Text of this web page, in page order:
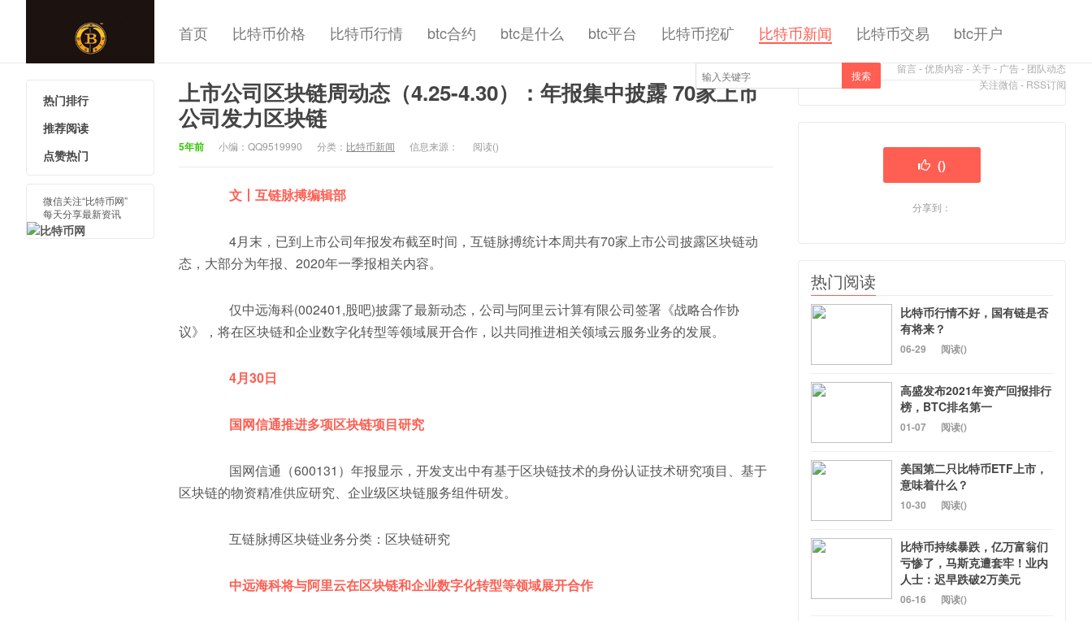
中国比特
首页 比特币价格 比特币行情 btc合约 btc是什么 btc平台 比特币挖矿 比特币新闻 比特币交易 btc开户
留言-优质内容 - 关于- 广告- 团队动态
关注微信- RSS订阅
搜索
上市公司区块链周动态（4.25-4.30）：年报集中披露 70家上市
公司发力区块链
5年前 小编：QQ9519990 分类： 比特币新闻 信息来源： 阅读()
文丨互链脉搏编辑部
4月末，已到上市公司年报发布截至时间，互链脉搏统计本周共有70家上市公司披露区块链动
态，大部分为年报、2020年一季报相关内容。
仅中远海科(002401,股吧)披露了最新动态，公司与阿里云计算有限公司签署《战略合作协
议》，将在区块链和企业数字化转型等领域展开合作，以共同推进相关领域云服务业务的发展。
4月30日
国网信通推进多项区块链项目研究
国网信通（600131）年报显示，开发支出中有基于区块链技术的身份认证技术研究项目、基于
区块链的物资精准供应研究、企业级区块链服务组件研发。
互链脉搏区块链业务分类：区块链研究
中远海科将与阿里云在区块链和企业数字化转型等领域展开合作
热门排行
推荐阅读
点赞热门
微信关注“比特币网”
每天分享最新资讯
()
分享到：
热门阅读
比特币行情不好，国有链是否
有将来？
06-29 阅读()
高盛发布2021年资产回报排行
榜，BTC排名第一
01-07 阅读()
美国第二只比特币ETF上市，
意味着什么？
10-30 阅读()
比特币持续暴跌，亿万富翁们
亏惨了，马斯克遭套牢！业内
人士：迟早跌破2万美元
06-16 阅读()